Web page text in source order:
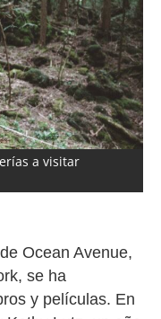
a visitar
Ocean Avenue,
se ha
y películas. En